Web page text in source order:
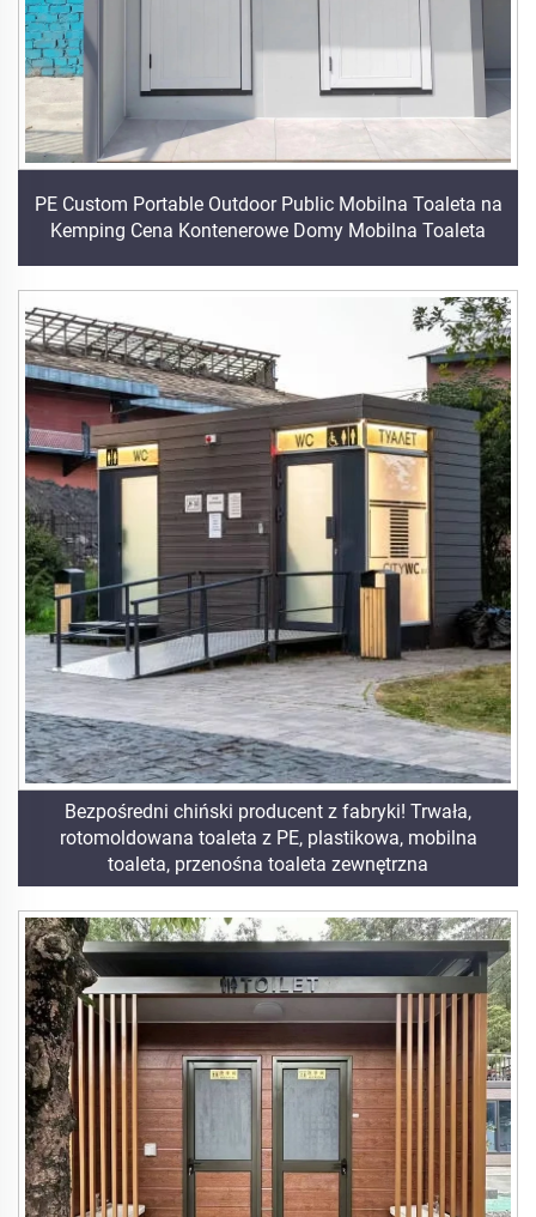
PE Custom Portable Outdoor Public Mobilna Toaleta na
Kemping Cena Kontenerowe Domy Mobilna Toaleta
Bezpośredni chiński producent z fabryki! Trwała,
rotomoldowana toaleta z PE, plastikowa, mobilna
toaleta, przenośna toaleta zewnętrzna